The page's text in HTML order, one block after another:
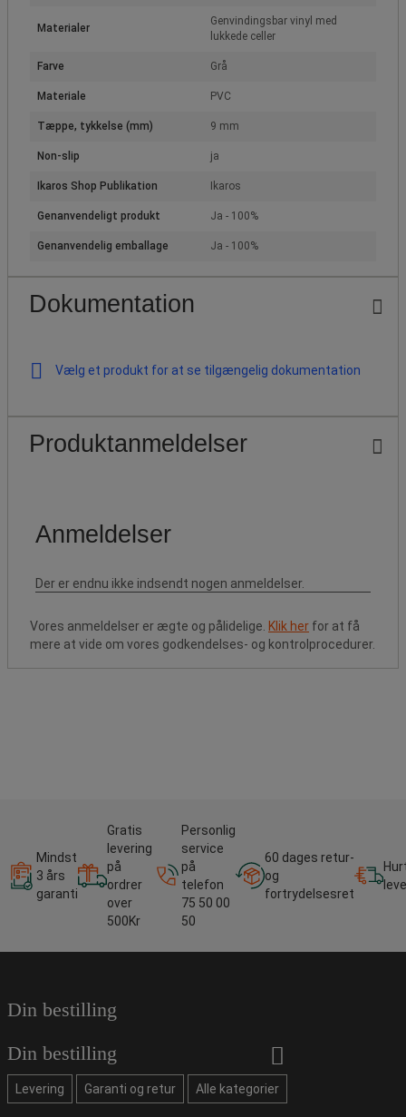
Materialer
Genvindingsbar vinyl med
lukkede celler
Farve Grå
Materiale PVC
Tæppe, tykkelse (mm) 9 mm
Non-slip ja
Ikaros Shop Publikation Ikaros
Genanvendeligt produkt Ja - 100%
Genanvendelig emballage Ja - 100%
Dokumentation
Vælg et produkt for at se tilgængelig dokumentation
Produktanmeldelser
Vores anmeldelser er ægte og pålidelige. Klik her for at få
mere at vide om vores godkendelses- og kontrolprocedurer.
Mindst
3 års
garanti
Gratis
levering
på
ordrer
over
500Kr
Personlig
service
på
telefon
75 50 00
50
60 dages retur-
og
fortrydelsesret
Din bestilling
Din bestilling
Levering Garanti og retur Alle kategorier